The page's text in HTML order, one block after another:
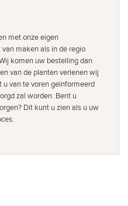
met onze eigen
maken als in de regio
komen uw bestelling dan
van de planten verlenen wij
van te voren geïnformeerd
zal worden. Bent u
Dit kunt u zien als u uw